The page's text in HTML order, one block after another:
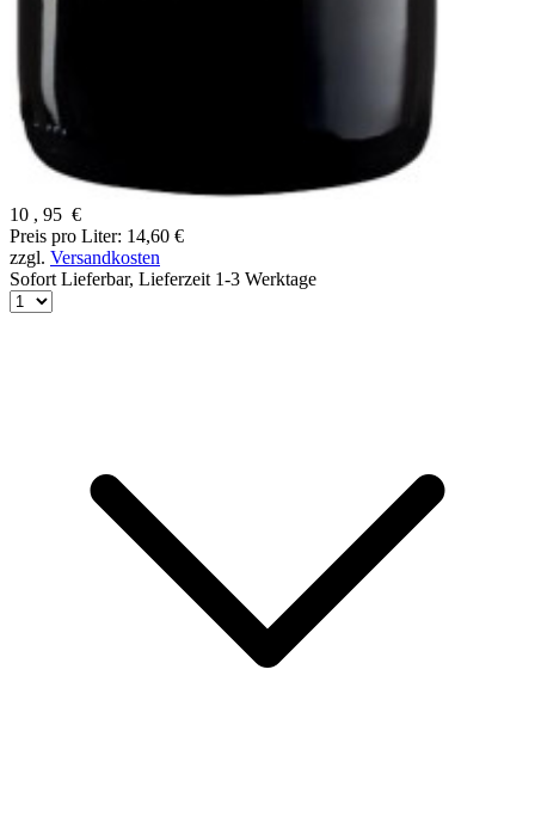
10 , 95 €
Preis pro Liter: 14,60 €
zzgl. Versandkosten
Sofort Lieferbar, Lieferzeit 1-3 Werktage